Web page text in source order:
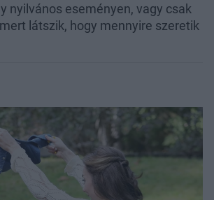
nyilvános eseményen, vagy csak
látszik, hogy mennyire szeretik